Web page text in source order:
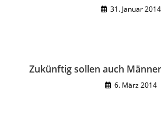
31. Januar 2014
Zukünftig sollen auch
6. März 2014